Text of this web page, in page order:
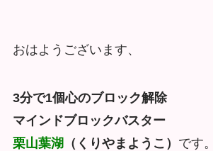
おはようございます、
3分で1個心のブロック解除
マインドブロックバスター
栗山葉湖 （くりやまようこ） です。